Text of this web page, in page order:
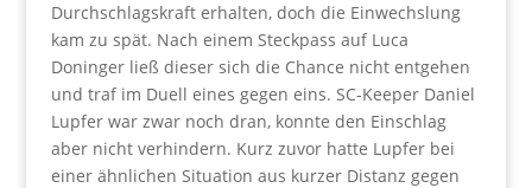
Durchschlagskraft erhalten, doch die Einwechslung
kam zu spät. Nach einem Steckpass auf Luca
Doninger ließ dieser sich die Chance nicht entgehen
und traf im Duell eines gegen eins. SC-Keeper Daniel
Lupfer war zwar noch dran, konnte den Einschlag
aber nicht verhindern. Kurz zuvor hatte Lupfer bei
einer ähnlichen Situation aus kurzer Distanz gegen